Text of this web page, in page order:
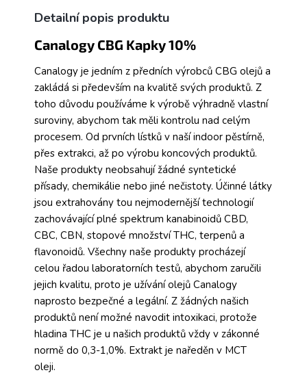
Detailní popis produktu
Canalogy CBG Kapky 10%
Canalogy je jedním z předních výrobců CBG olejů a
zakládá si především na kvalitě svých produktů. Z
toho důvodu používáme k výrobě výhradně vlastní
suroviny, abychom tak měli kontrolu nad celým
procesem. Od prvních lístků v naší indoor pěstírně,
přes extrakci, až po výrobu koncových produktů.
Naše produkty neobsahují žádné syntetické
přísady, chemikálie nebo jiné nečistoty. Účinné látky
jsou extrahovány tou nejmodernější technologií
zachovávající plné spektrum kanabinoidů CBD,
CBC, CBN, stopové množství THC, terpenů a
flavonoidů. Všechny naše produkty procházejí
celou řadou laboratorních testů, abychom zaručili
jejich kvalitu, proto je užívání olejů Canalogy
naprosto bezpečné a legální. Z žádných našich
produktů není možné navodit intoxikaci, protože
hladina THC je u našich produktů vždy v zákonné
normě do 0,3-1,0%. Extrakt je naředěn v MCT
oleji.